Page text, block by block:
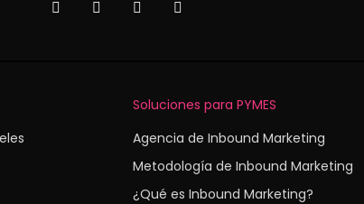
Soluciones para PYMES
Agencia de Inbound Marketing
Metodología de Inbound Marketing
¿Qué es Inbound Marketing?